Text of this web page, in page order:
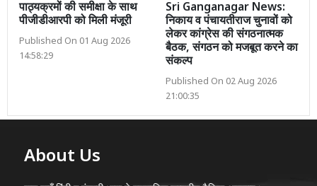
पाठ्यक्रमों की समीक्षा के साथ
पीजीडीआरपी को मिली मंजूरी
Published On 01 Aug 2026
14:58:29
Sri Ganganagar News:
निकाय व पंचायतीराज चुनावों को
लेकर कांग्रेस की संगठनात्मक
बैठक, संगठन को मजबूत करने का
संकल्प
Published On 02 Aug 2026
21:00:35
About Us